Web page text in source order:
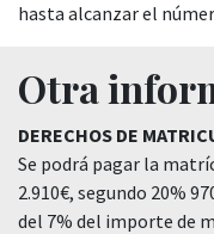
hasta alcanzar el
Otra
DERECHOS DE
Se podrá pagar la
2.910€, segundo 20%
del 7% del importe de